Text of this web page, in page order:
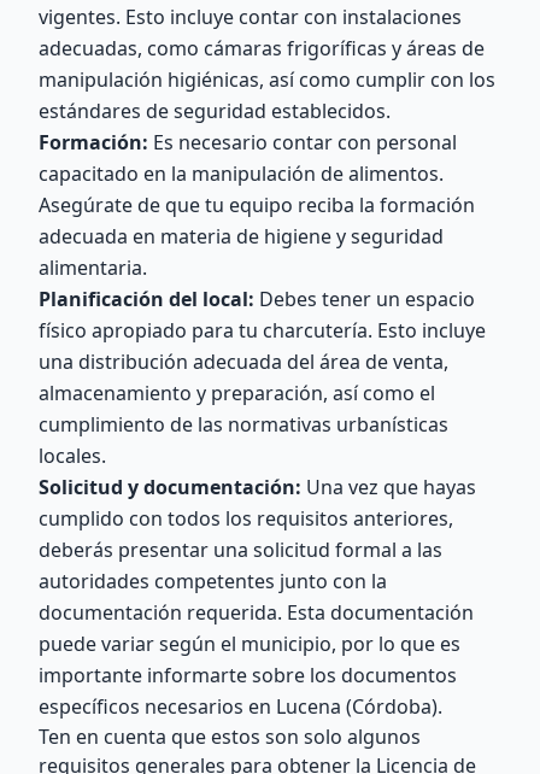
vigentes. Esto incluye contar con instalaciones
adecuadas, como cámaras frigoríficas y áreas de
manipulación higiénicas, así como cumplir con los
estándares de seguridad establecidos.
Formación: Es necesario contar con personal
capacitado en la manipulación de alimentos.
Asegúrate de que tu equipo reciba la formación
adecuada en materia de higiene y seguridad
alimentaria.
Planificación del local: Debes tener un espacio
físico apropiado para tu charcutería. Esto incluye
una distribución adecuada del área de venta,
almacenamiento y preparación, así como el
cumplimiento de las normativas urbanísticas
locales.
Solicitud y documentación: Una vez que hayas
cumplido con todos los requisitos anteriores,
deberás presentar una solicitud formal a las
autoridades competentes junto con la
documentación requerida. Esta documentación
puede variar según el municipio, por lo que es
importante informarte sobre los documentos
específicos necesarios en Lucena (Córdoba).
Ten en cuenta que estos son solo algunos
requisitos generales para obtener la Licencia de